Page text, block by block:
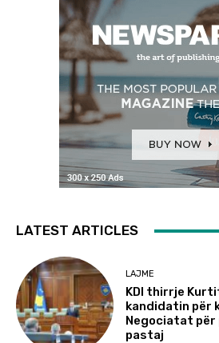
LATEST ARTICLES
LAJME
KDI thirrje
kandidatin për
Negociatat për
pastaj